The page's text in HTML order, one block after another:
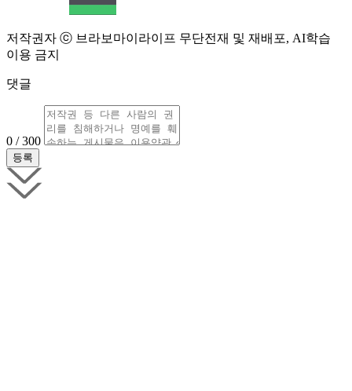
저작권자 ⓒ 브라보마이라이프 무단전재 및 재배포, AI학습
이용 금지
댓글
0 / 300